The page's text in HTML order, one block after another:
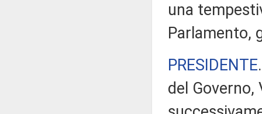
una
Parlamento,
PRESIDENTE
del